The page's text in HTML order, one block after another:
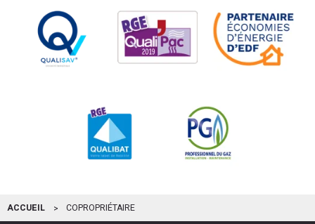
ACCUEIL COPROPRIÉTAIRE